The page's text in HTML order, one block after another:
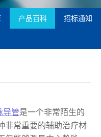
产品百科 招标通知
导管是一个非常陌生的
非常重要的辅助治疗材